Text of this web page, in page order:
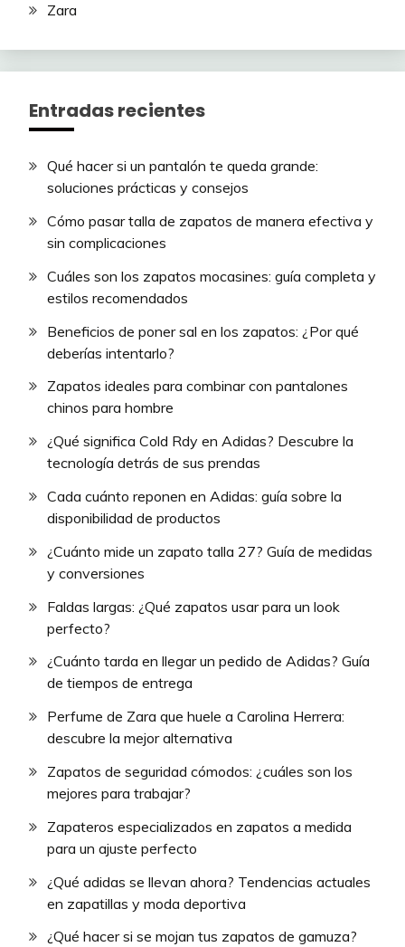
Zara
Entradas recientes
Qué hacer si un pantalón te queda grande:
soluciones prácticas y consejos
Cómo pasar talla de zapatos de manera efectiva y
sin complicaciones
Cuáles son los zapatos mocasines: guía completa y
estilos recomendados
Beneficios de poner sal en los zapatos: ¿Por qué
deberías intentarlo?
Zapatos ideales para combinar con pantalones
chinos para hombre
¿Qué significa Cold Rdy en Adidas? Descubre la
tecnología detrás de sus prendas
Cada cuánto reponen en Adidas: guía sobre la
disponibilidad de productos
¿Cuánto mide un zapato talla 27? Guía de medidas
y conversiones
Faldas largas: ¿Qué zapatos usar para un look
perfecto?
¿Cuánto tarda en llegar un pedido de Adidas? Guía
de tiempos de entrega
Perfume de Zara que huele a Carolina Herrera:
descubre la mejor alternativa
Zapatos de seguridad cómodos: ¿cuáles son los
mejores para trabajar?
Zapateros especializados en zapatos a medida
para un ajuste perfecto
¿Qué adidas se llevan ahora? Tendencias actuales
en zapatillas y moda deportiva
¿Qué hacer si se mojan tus zapatos de gamuza?